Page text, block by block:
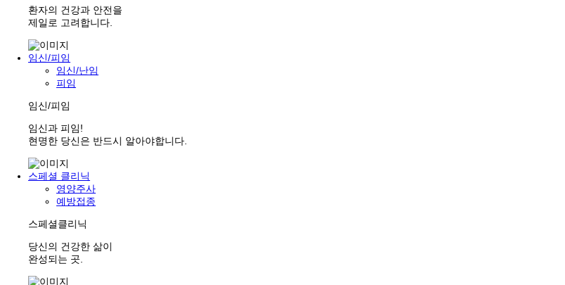
환자의 건강과 안전을
제일로 고려합니다.
임신/피임
임신/난임
피임
임신/피임
임신과 피임!
현명한 당신은 반드시 알아야합니다.
스페셜 클리닉
영양주사
예방접종
스페셜클리닉
당신의 건강한 삶이
완성되는 곳.